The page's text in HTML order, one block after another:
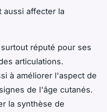
aussi affecter la
réputé pour ses
articulations.
à améliorer l'aspect de
de l'âge cutanés.
la synthèse de